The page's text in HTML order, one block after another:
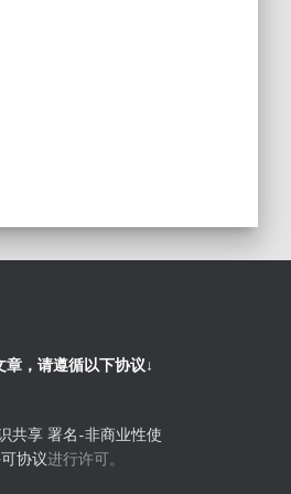
章，请遵循以下协议↓
共享 署名-非商业性使
协议进行许可。